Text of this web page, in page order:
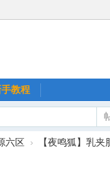
手教程
六区 › 【夜鸣狐】乳